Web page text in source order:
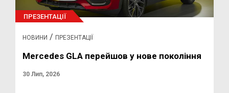
ПРЕЗЕНТАЦІЇ
НОВИНИ / ПРЕЗЕНТАЦІЇ
Mercedes GLA перейшов у нове покоління
30 Лип, 2026